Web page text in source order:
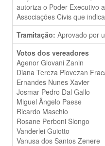
autoriza o Poder Executivo
Associações Civis que
Tramitação: Aprovado por
Votos dos vereadores
Agenor Giovani Zanin
Diana Tereza Piovezan
Ernandes Nunes Xavier
Josmar Pedro Dal Gallo
Miguel Ângelo Paese
Ricardo Maschio
Rosane Perboni Slongo
Vanderlei Guiotto
Vanusa dos Santos Zenere